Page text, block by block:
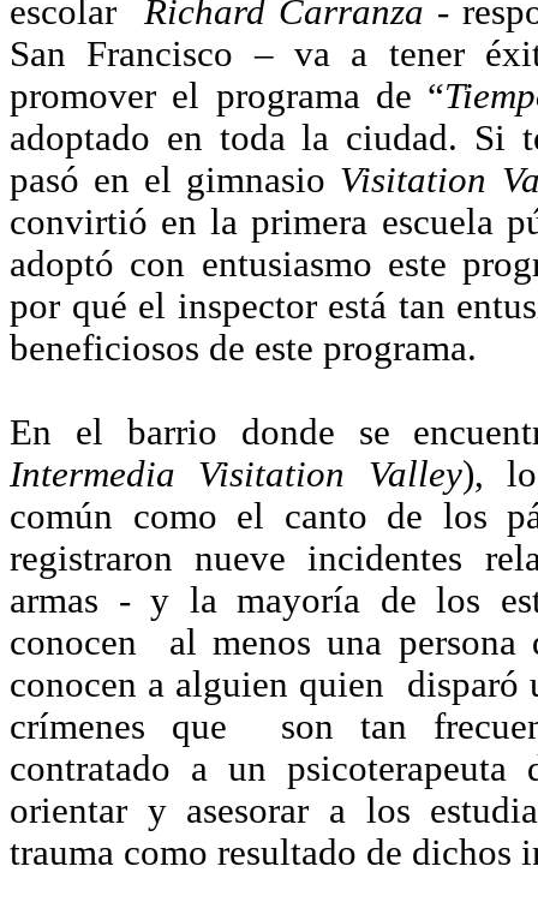
escolar Richard Carranza -
San Francisco – va a tener
promover el programa de “
adoptado en toda la ciudad. Si
pasó en el gimnasio Visitation
convirtió en la primera escuela
adoptó con entusiasmo este
por qué el inspector está tan
beneficiosos de este programa.
En el barrio donde se
Intermedia Visitation Valley),
común como el canto de los
registraron nueve incidentes
armas - y la mayoría de los
conocen al menos una
conocen a alguien quien disparó
crímenes que son tan
contratado a un psicoterapeuta
orientar y asesorar a los
trauma como resultado de dichos